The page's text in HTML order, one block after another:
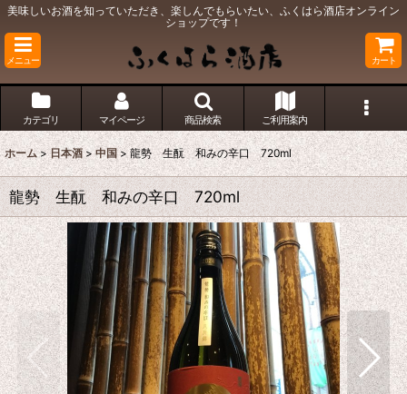
美味しいお酒を知っていただき、楽しんでもらいたい、ふくはら酒店オンライン
ショップです！
メニュー カート
カテゴリ マイページ 商品検索 ご利用案内
ホーム > 日本酒 > 中国 > 龍勢 生酛 和みの辛口 720ml
龍勢 生酛 和みの辛口 720ml